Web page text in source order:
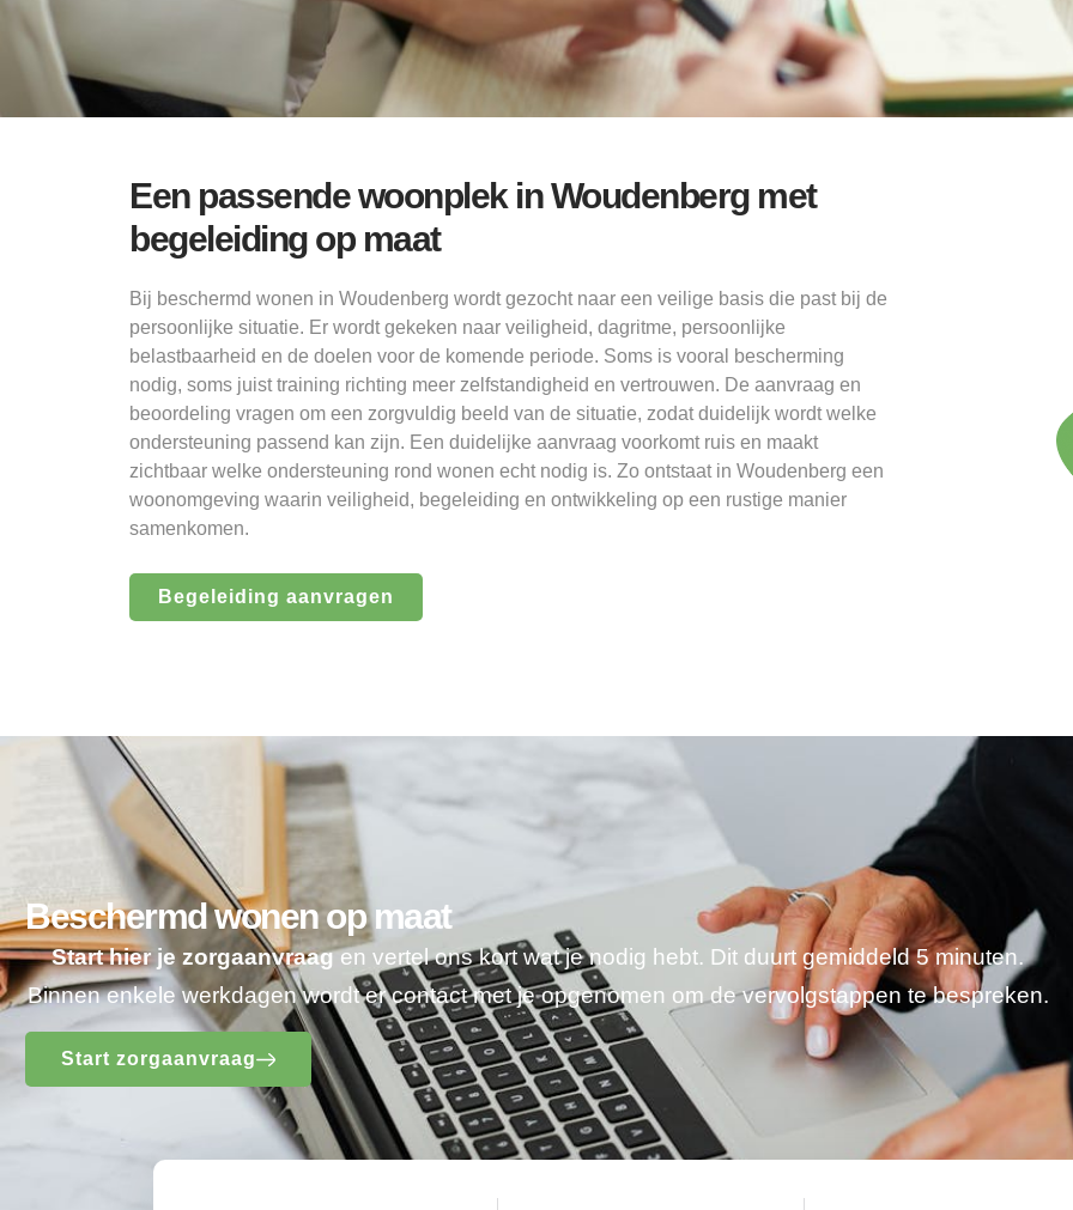
Een passende woonplek in Woudenberg met
begeleiding op maat
Bij beschermd wonen in Woudenberg wordt gezocht naar een veilige basis die past bij de
persoonlijke situatie. Er wordt gekeken naar veiligheid, dagritme, persoonlijke
belastbaarheid en de doelen voor de komende periode. Soms is vooral bescherming
nodig, soms juist training richting meer zelfstandigheid en vertrouwen. De aanvraag en
beoordeling vragen om een zorgvuldig beeld van de situatie, zodat duidelijk wordt welke
ondersteuning passend kan zijn. Een duidelijke aanvraag voorkomt ruis en maakt
zichtbaar welke ondersteuning rond wonen echt nodig is. Zo ontstaat in Woudenberg een
woonomgeving waarin veiligheid, begeleiding en ontwikkeling op een rustige manier
samenkomen.
Begeleiding aanvragen
Beschermd wonen op maat
Start hier je zorgaanvraagen vertel ons kort wat je nodig hebt. Dit duurt gemiddeld 5 minuten.
Binnen enkele werkdagen wordt er contact met je opgenomen om de vervolgstappen te bespreken.
Start zorgaanvraag